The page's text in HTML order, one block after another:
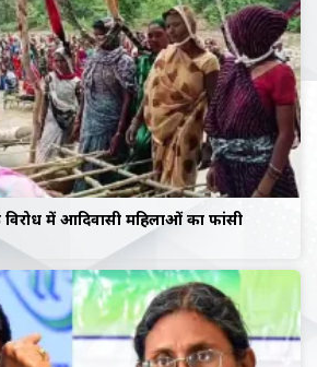
में आदिवासी महिलाओं का फांसी